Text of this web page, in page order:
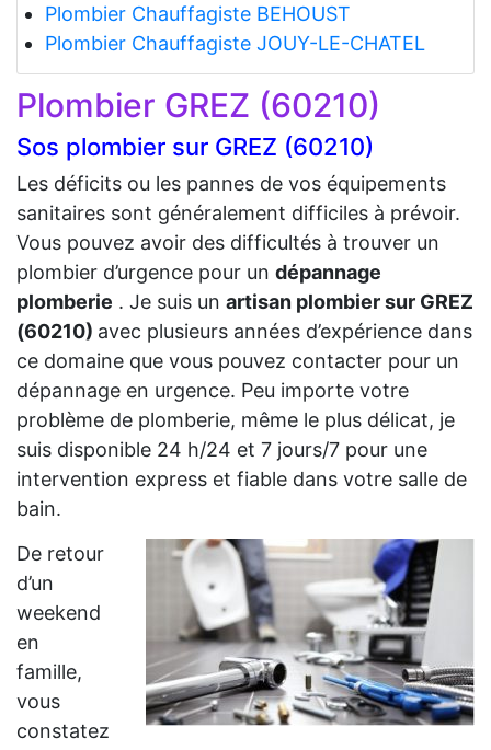
Plombier Chauffagiste BEHOUST
Plombier Chauffagiste JOUY-LE-CHATEL
Plombier GREZ (60210)
Sos plombier sur GREZ (60210)
Les déficits ou les pannes de vos équipements
sanitaires sont généralement difficiles à prévoir.
Vous pouvez avoir des difficultés à trouver un
plombier d’urgence pour un dépannage
plomberie . Je suis un artisan plombier sur GREZ
(60210) avec plusieurs années d’expérience dans
ce domaine que vous pouvez contacter pour un
dépannage en urgence. Peu importe votre
problème de plomberie, même le plus délicat, je
suis disponible 24 h/24 et 7 jours/7 pour une
intervention express et fiable dans votre salle de
bain.
De retour
d’un
weekend
en
famille,
vous
constatez